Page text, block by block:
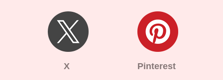
X Pinterest